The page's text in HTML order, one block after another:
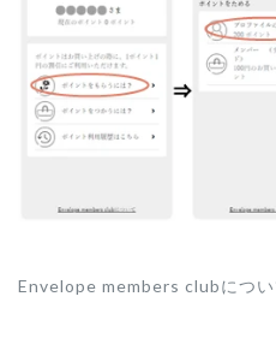
Envelope members clubについ